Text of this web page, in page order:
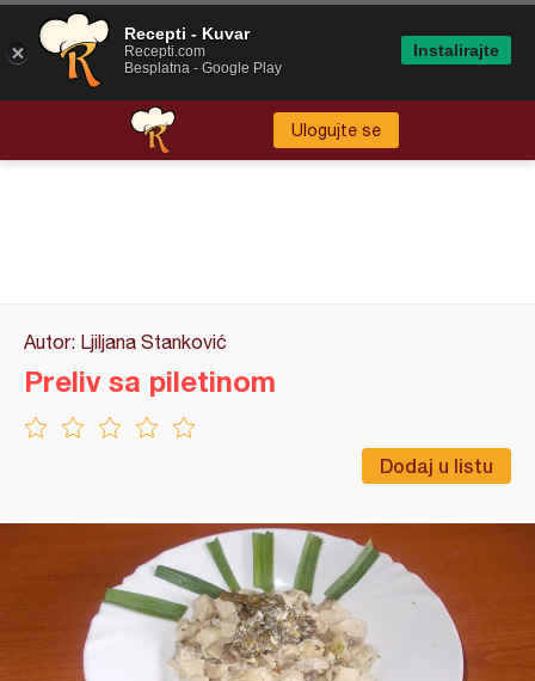
Ulogujte se
Autor: Ljiljana Stanković
Dodaj u listu
Preliv sa piletinom
Recepti - Kuvar
Recepti.com
Besplatna - Google Play
Instalirajte